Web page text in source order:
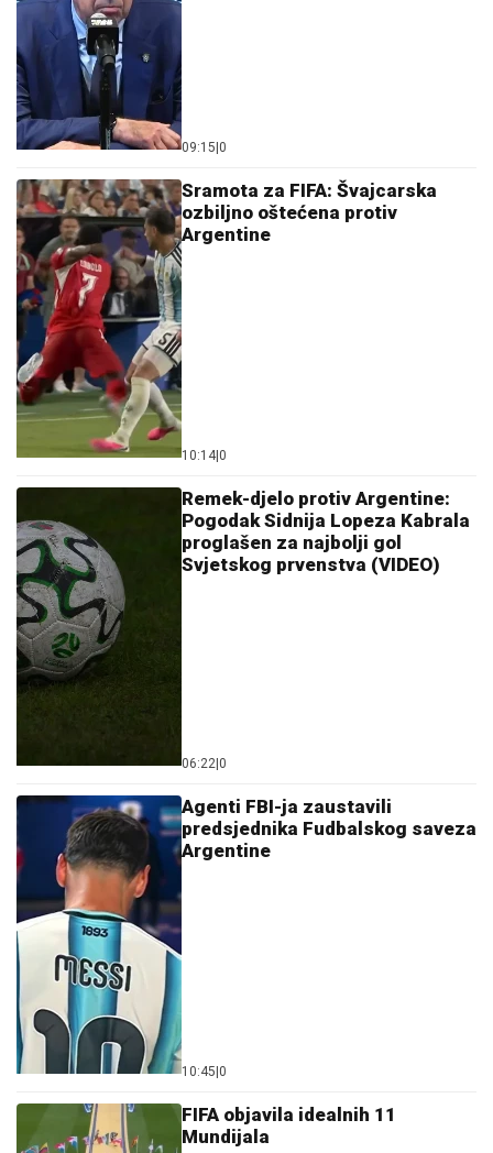
09:15 0
Sramota za FIFA: Švajcarska
ozbiljno oštećena protiv
Argentine
10:14 0
Remek-djelo protiv Argentine:
Pogodak Sidnija Lopeza Kabrala
proglašen za najbolji gol
Svjetskog prvenstva (VIDEO)
06:22 0
Agenti FBI-ja zaustavili
predsjednika Fudbalskog saveza
Argentine
10:45 0
FIFA objavila idealnih 11
Mundijala